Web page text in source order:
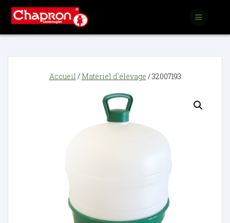
Accueil / Matériel d'élevage / 32007193